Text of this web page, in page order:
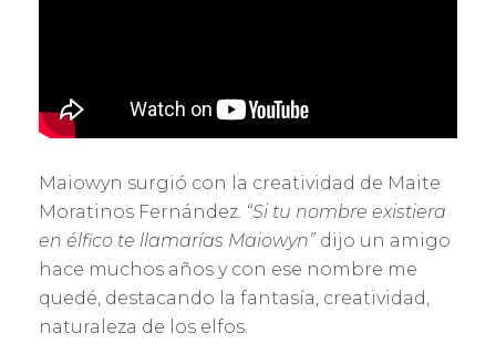
Maiowyn surgió con la creatividad de Maite
Moratinos Fernández. “Si tu nombre existiera
en élfico te llamarías Maiowyn” dijo un amigo
hace muchos años y con ese nombre me
quedé, destacando la fantasía, creatividad,
naturaleza de los elfos.